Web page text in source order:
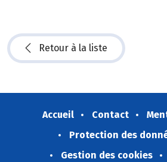
Retour à la liste
Accueil Contact
Protection des
Gestion des cookies